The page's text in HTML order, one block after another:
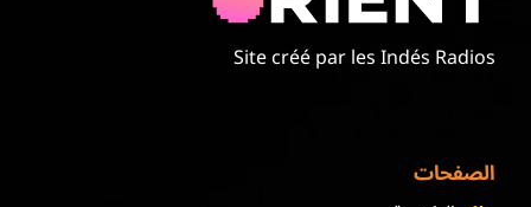
Site créé par les Indés Radios
الصفحات